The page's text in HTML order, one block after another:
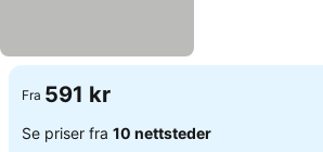
Fra 591 kr
Se priser fra 10 nettsteder